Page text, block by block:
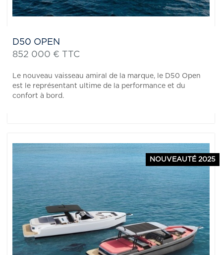
D50 OPEN
852 000 € TTC
Le nouveau vaisseau amiral de la marque, le D50 Open
est le représentant ultime de la performance et du
confort à bord.
NOUVEAUTÉ 2025